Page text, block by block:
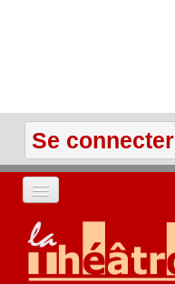
Se connecter
ACCUEIL
LES TEXTES